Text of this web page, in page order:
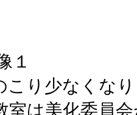
り少なくな
室は美化委員